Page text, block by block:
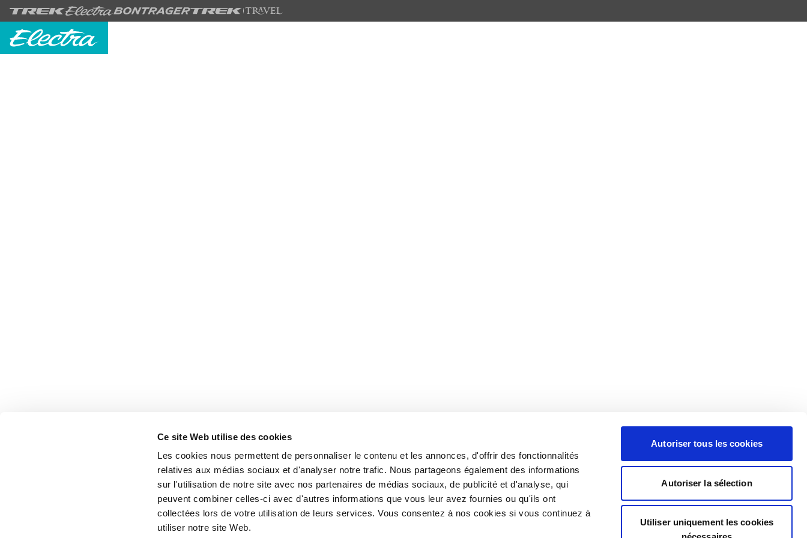
Ce site Web utilise des cookies
Les cookies nous permettent de personnaliser le contenu et les annonces, d'offrir des fonctionnalités
relatives aux médias sociaux et d'analyser notre trafic. Nous partageons également des informations
sur l'utilisation de notre site avec nos partenaires de médias sociaux, de publicité et d'analyse, qui
peuvent combiner celles-ci avec d'autres informations que vous leur avez fournies ou qu'ils ont
collectées lors de votre utilisation de leurs services. Vous consentez à nos cookies si vous continuez à
utiliser notre site Web.
Autoriser tous les cookies
Autoriser la sélection
Utiliser uniquement les cookies